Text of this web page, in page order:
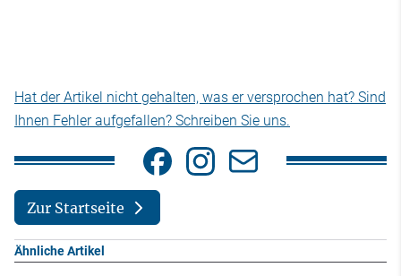
Hat der Artikel nicht gehalten, was er versprochen hat? Sind
Ihnen Fehler aufgefallen? Schreiben Sie uns.
Zur Startseite
Ähnliche Artikel